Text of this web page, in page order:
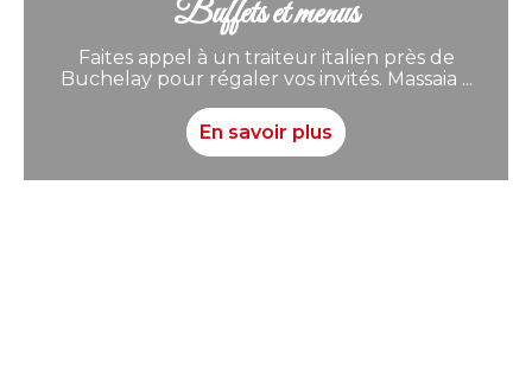
Buffets et menus
Faites appel à un traiteur italien près de
Buchelay pour régaler vos invités. Massaia ...
En savoir plus